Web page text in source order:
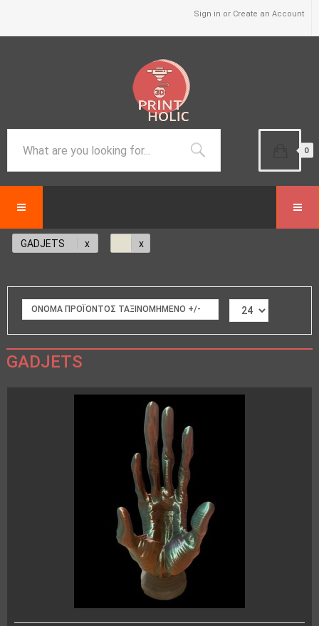
Sign in or Create an Account
0
GADJETS
ΟΝΟΜΑ ΠΡΟΪΌΝΤΟΣ ΤΑΞΙΝΟΜΗΜΈΝΟ +/-
GADJETS